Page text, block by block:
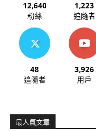
12,640
粉絲
1,223
追隨者
48
追隨者
3,926
用戶
最人氣文章